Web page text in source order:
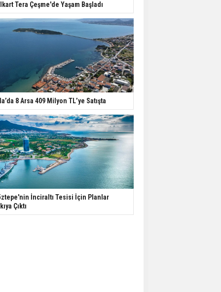
Tera Çeşme'de Yaşam Başladı
8 Arsa 409 Milyon TL’ye Satışta
İnciraltı Tesisi İçin Planlar
Çıktı